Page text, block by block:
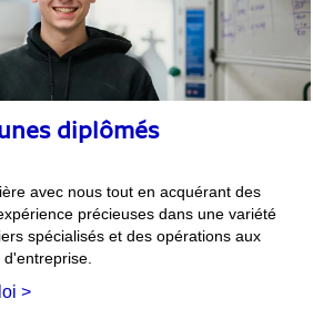
diplômés
avec nous tout en acquérant des
précieuses dans une variété
spécialisés et des opérations aux
>